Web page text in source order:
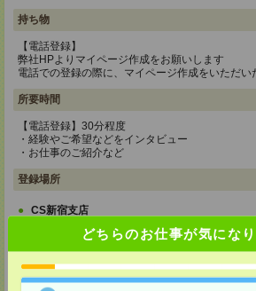
どちらのお仕事が気にな
持ち物
【電話登録】
弊社HPよりマイページ作成をお願いします
電話での登録の際に、マイページ作成をいただい
所要時間
【電話登録】30分程度
・経験やご希望などをインタビュー
・お仕事のご紹介など
登録場所
CS新宿支店
東京都新宿区西新宿 1-6-1 新宿エルタワー 17F
TEL：0120-659-458
MAIL：CS_SHINJUKU@manpowergroup.jp
担当：採用担当